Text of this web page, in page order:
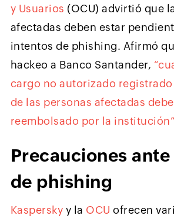
y Usuarios (OCU) advirtió que
afectadas deben estar
intentos de phishing. Afirmó
hackeo a Banco Santander,
cargo no autorizado
de las personas afectadas
reembolsado por la institución”
Precauciones
de phishing
Kaspersky y la OCU ofrecen